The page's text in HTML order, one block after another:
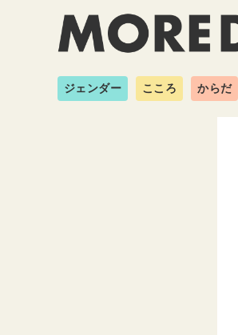
ジェンダー こころ からだ